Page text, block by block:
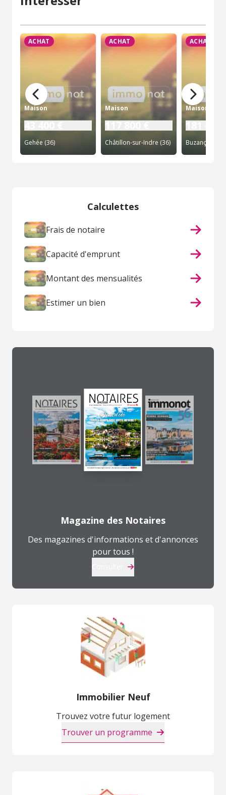
ACHAT
Maison
43 400 €
Gehée (36)
ACHAT
Maison
117 800 €
Châtillon-sur-Indre (36)
ACHAT
Maison
181 400
Buzançais (36)
Calculettes
Frais de notaire
Capacité d'emprunt
Montant des mensualités
Estimer un bien
Magazine des Notaires
Des magazines d'informations et d'annonces
pour tous !
Immobilier Neuf
Trouvez votre futur logement
Trouver un programme